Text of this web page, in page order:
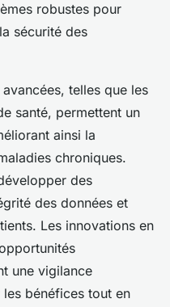
robustes pour
sécurité des
avancées, telles que les
santé, permettent un
ainsi la
chroniques.
des
des données et
Les innovations en
une vigilance
bénéfices tout en